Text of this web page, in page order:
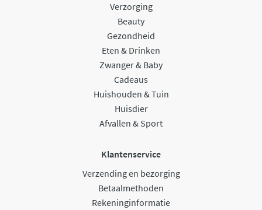
Verzorging
Beauty
Gezondheid
Eten & Drinken
Zwanger & Baby
Cadeaus
Huishouden & Tuin
Huisdier
Afvallen & Sport
Klantenservice
Verzending en bezorging
Betaalmethoden
Rekeninginformatie